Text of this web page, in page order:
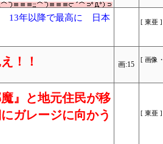
13年以降で最高に 日本
[ 東亜 ]
！！ 画:15
[ 画像
』と地元住民が移
ガレージに向かう
[ 東亜 ]